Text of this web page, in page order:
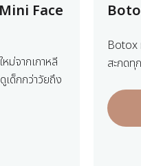
Face
ม่จากเกาหลี
เด็กกว่าวัยถึง
Botox
สะกดทุ